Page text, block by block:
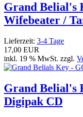
Grand Belial's
Wifebeater /
Lieferzeit: 3-4 Tage
17,00 EUR
inkl. 19 % MwSt. zzgl.
Grand Belial's
Digipak CD